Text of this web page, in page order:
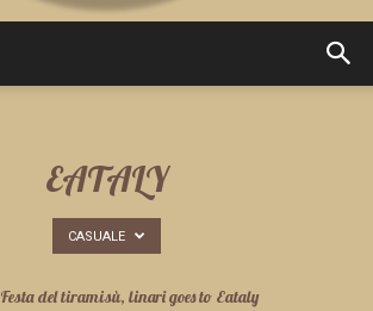
Linari
EATALY
CASUALE
Festa del tiramisù, linari goes to Eataly